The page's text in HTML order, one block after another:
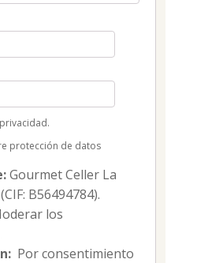
protección de datos
Gourmet Celler La
B56494784).
los
Por consentimiento